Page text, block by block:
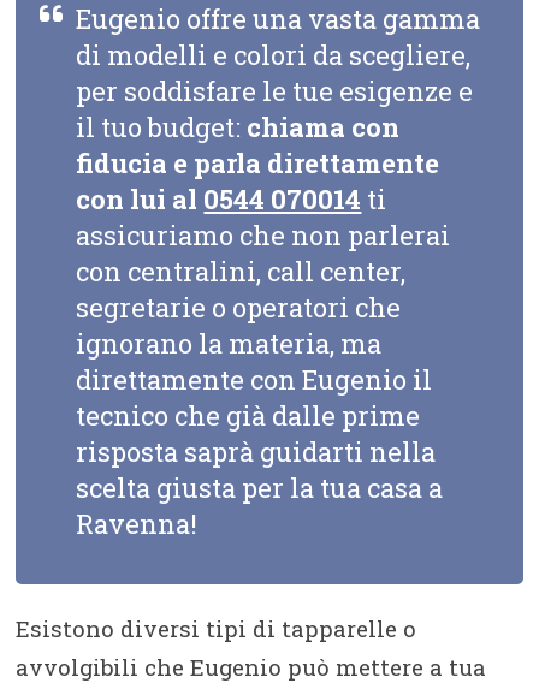
Eugenio offre una vasta gamma
di modelli e colori da scegliere,
per soddisfare le tue esigenze e
il tuo budget: chiama con
fiducia e parla direttamente
con lui al 0544 070014 ti
assicuriamo che non parlerai
con centralini, call center,
segretarie o operatori che
ignorano la materia, ma
direttamente con Eugenio il
tecnico che già dalle prime
risposta saprà guidarti nella
scelta giusta per la tua casa a
Ravenna!
Esistono diversi tipi di tapparelle o
avvolgibili che Eugenio può mettere a tua